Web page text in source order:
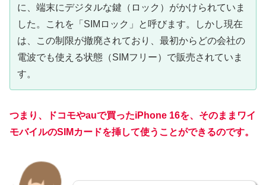
に、端末にデジタルな鍵（ロック）がかけられていま
した。これを「SIMロック」と呼びます。しかし現在
は、この制限が撤廃されており、最初からどの会社の
電波でも使える状態（SIMフリー）で販売されていま
す。
つまり、
ドコモやauで買ったiPhone 16を、そのままワイ
モバイルのSIMカードを挿して使うことができるのです。